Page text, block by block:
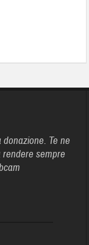
Te ne
sempre